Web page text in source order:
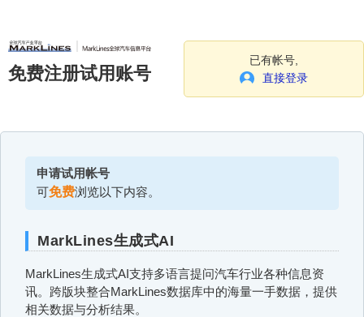
免费注册试用账号
已有帐号,
直接登录
申请试用帐号
可免费浏览以下内容。
MarkLines生成式AI
MarkLines生成式AI支持多语言提问汽车行业各种信息资
讯。跨版块整合MarkLines数据库中的海量一手数据，提供
相关数据与分析结果。